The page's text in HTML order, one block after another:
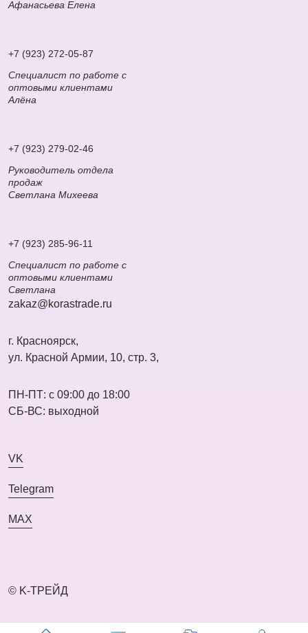
Афанасьева Елена
+7 (923) 272-05-87
Специалист по работе с
оптовыми клиентами
Алёна
+7 (923) 279-02-46
Руководитель отдела
продаж
Светлана Михеева
+7 (923) 285-96-11
Специалист по работе с
оптовыми клиентами
Светлана
zakaz@korastrade.ru
г. Красноярск,
ул. Красной Армии, 10, стр. 3,
ПН-ПТ: с 09:00 до 18:00
СБ-ВС: выходной
VK
Telegram
MAX
© K-ТРЕЙД